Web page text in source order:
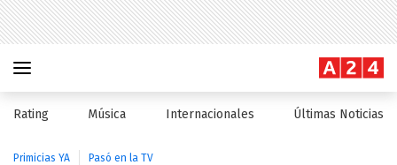
Rating Música Internacionales Últimas Noticias
Primicias YA Pasó en la TV